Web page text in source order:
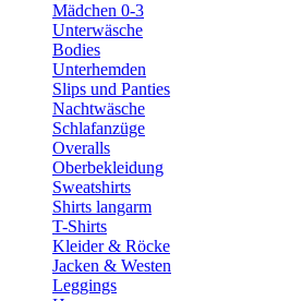
Mädchen 0-3
Unterwäsche
Bodies
Unterhemden
Slips und Panties
Nachtwäsche
Schlafanzüge
Overalls
Oberbekleidung
Sweatshirts
Shirts langarm
T-Shirts
Kleider & Röcke
Jacken & Westen
Leggings